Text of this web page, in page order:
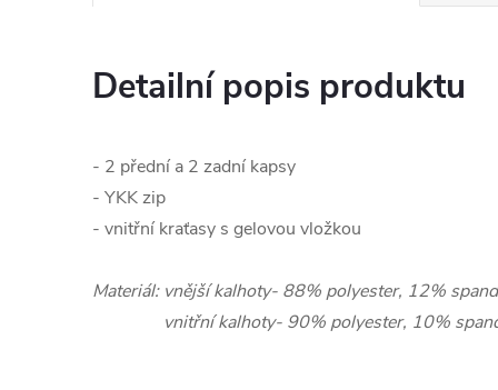
Detailní popis produktu
- 2 přední a 2 zadní kapsy
- YKK zip
- vnitřní kraťasy s gelovou vložkou
Materiál: vnější kalhoty- 88% polyester, 12%
vnitřní kalhoty- 90% polyester, 10%